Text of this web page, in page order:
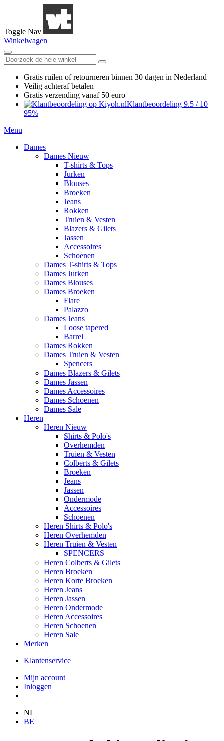
Toggle Nav
Winkelwagen
Gratis ruilen of retourneren binnen 30 dagen in Nederland
Veilig achteraf betalen
Gratis verzending vanaf 50 euro
Klantbeoordeling 9.5 / 10
95%
Menu
Dames
Dames Nieuw
T-shirts & Tops
Jurken
Blouses
Broeken
Jeans
Rokken
Truien & Vesten
Blazers & Gilets
Jassen
Accessoires
Schoenen
Dames T-shirts & Tops
Dames Jurken
Dames Blouses
Dames Broeken
Flare
Palazzo
Dames Jeans
Loose tapered
Barrel
Dames Rokken
Dames Truien & Vesten
Spencers
Dames Blazers & Gilets
Dames Jassen
Dames Accessoires
Dames Schoenen
Dames Sale
Heren
Heren Nieuw
Shirts & Polo's
Overhemden
Truien & Vesten
Colberts & Gilets
Broeken
Jeans
Jassen
Ondermode
Accessoires
Schoenen
Heren Shirts & Polo's
Heren Overhemden
Heren Truien & Vesten
SPENCERS
Heren Colberts & Gilets
Heren Broeken
Heren Korte Broeken
Heren Jeans
Heren Jassen
Heren Ondermode
Heren Accessoires
Heren Schoenen
Heren Sale
Merken
Klantenservice
Mijn account
Inloggen
NL
BE